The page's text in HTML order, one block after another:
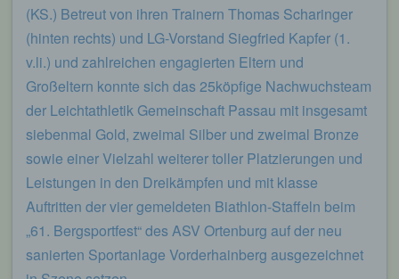
(KS.) Betreut von ihren Trainern Thomas Scharinger
(hinten rechts) und LG-Vorstand Siegfried Kapfer (1.
v.li.) und zahlreichen engagierten Eltern und
Großeltern konnte sich das 25köpfige Nachwuchsteam
der Leichtathletik Gemeinschaft Passau mit insgesamt
siebenmal Gold, zweimal Silber und zweimal Bronze
sowie einer Vielzahl weiterer toller Platzierungen und
Leistungen in den Dreikämpfen und mit klasse
Auftritten der vier gemeldeten Biathlon-Staffeln beim
„61. Bergsportfest“ des ASV Ortenburg auf der neu
sanierten Sportanlage Vorderhainberg ausgezeichnet